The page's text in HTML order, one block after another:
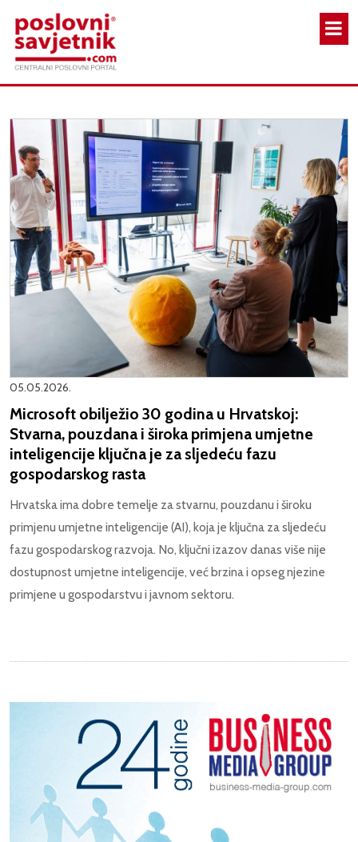
05.05.2026.
Microsoft obilježio 30 godina u Hrvatskoj:
Stvarna, pouzdana i široka primjena umjetne
inteligencije ključna je za sljedeću fazu
gospodarskog rasta
Hrvatska ima dobre temelje za stvarnu, pouzdanu i široku
primjenu umjetne inteligencije (AI), koja je ključna za sljedeću
fazu gospodarskog razvoja. No, ključni izazov danas više nije
dostupnost umjetne inteligencije, već brzina i opseg njezine
primjene u gospodarstvu i javnom sektoru.